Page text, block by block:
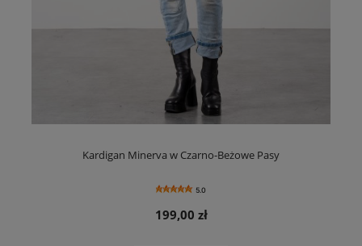
Kardigan Minerva w Czarno-Beżowe Pasy
5.0
199,00 zł